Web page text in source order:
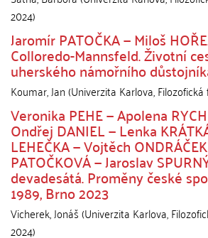
2024)
Jaromír PATOČKA — Miloš
Colloredo-Mannsfeld. Životní
uherského námořního
Koumar, Jan(Univerzita Karlova,
Veronika PEHE — Apolena
Ondřej DANIEL — Lenka
LEHEČKA — Vojtěch
PATOČKOVÁ — Jaroslav
devadesátá. Proměny české
1989, Brno 2023
Vicherek, Jonáš(Univerzita Karlova,
2024)